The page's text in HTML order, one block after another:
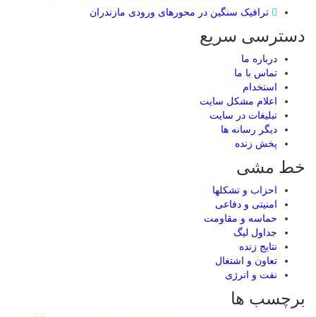
ترافیک سنگین در محور‌های ورودی مازندران
دسترسی سریع
درباره ما
تماس با ما
استخدام
اعلام مشکل سایت
تبلیغات در سایت
ديگر رسانه ها
پخش زنده
خط مشی
احزاب و تشکلها
امنیتی و دفاعی
حماسه و مقاومت
جداول لیگ
نتایج زنده
تعاون و اشتغال
نفت و انرژی
برچسب ها